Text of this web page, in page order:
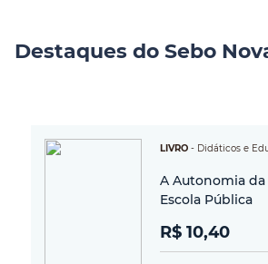
Destaques do Sebo
LIVRO - Didáticos e
A Autonomia da
Escola Pública
R$ 10,40